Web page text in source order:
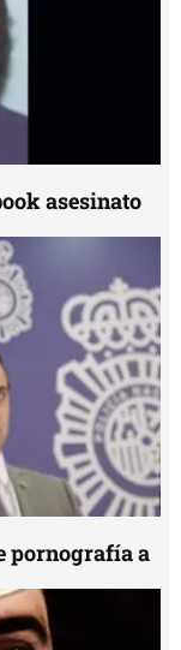
asesinato
pornografía a